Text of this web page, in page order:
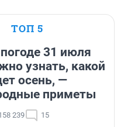
ТОП 5
31 июля
узнать, какой
осень, —
приметы
239 15